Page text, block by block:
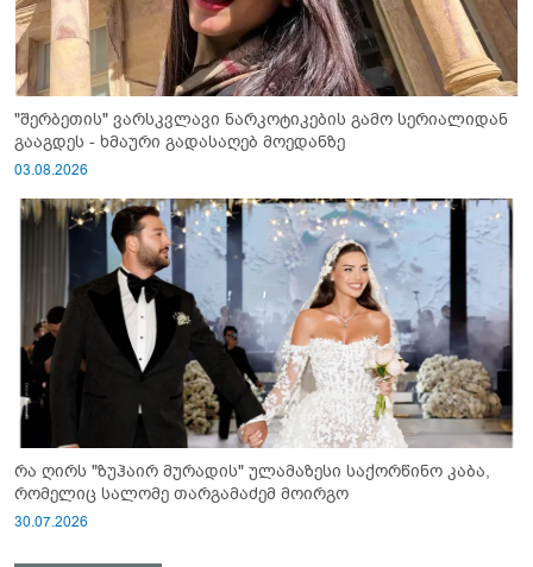
"შერბეთის" ვარსკვლავი ნარკოტიკების გამო სერიალიდან
გააგდეს - ხმაური გადასაღებ მოედანზე
03.08.2026
რა ღირს "ზუჰაირ მურადის" ულამაზესი საქორწინო კაბა,
რომელიც სალომე თარგამაძემ მოირგო
30.07.2026